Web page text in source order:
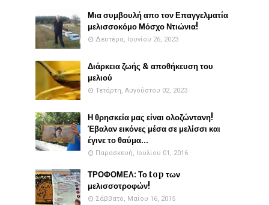
Μια συμβουλή απο τον Επαγγελματία
μελισσοκόμο Μόσχο Ντιώνια!
Δευτέρα, Ιουνίου 26, 2023
Διάρκεια ζωής & αποθήκευση του
μελιού
Τετάρτη, Αυγούστου 02, 2023
Η θρησκεία μας είναι ολοζώντανη!
Έβαλαν εικόνες μέσα σε μελίσσι και
έγινε το θαύμα...
Παρασκευή, Ιουλίου 01, 2016
ΤΡΟΦΟΜΕΛ: Το top των
μελισσοτροφών!
Σάββατο, Μαΐου 16, 2015